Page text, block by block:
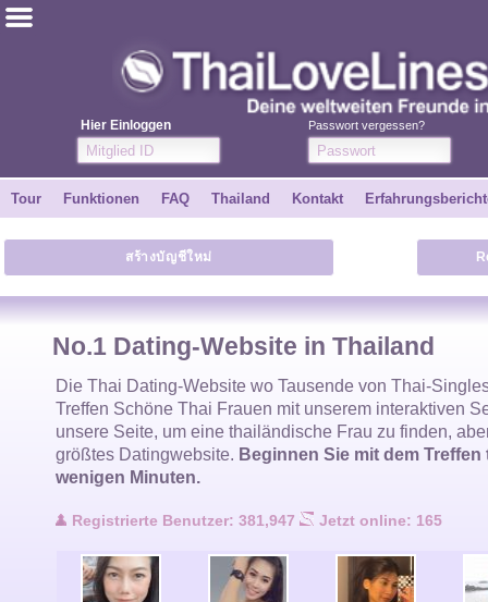
Hier Einloggen Passwort vergessen?
ไทย
Kostenlos anmelden
Erfahrungsberichte
Tour
Kontakt
Männer Online
Tour Funktionen FAQ Thailand Kontakt
สร้างบัญชีใหม่
No.1 Dating-Website in Thailand
Die Thai Dating-Website wo Tausende von Thai-
Treffen Schöne Thai Frauen mit unserem interaktiven
unsere Seite, um eine thailändische Frau zu finden,
größtes Datingwebsite. Beginnen Sie mit dem
wenigen Minuten.
Registrierte Benutzer: 381,947 Jetzt online: 165